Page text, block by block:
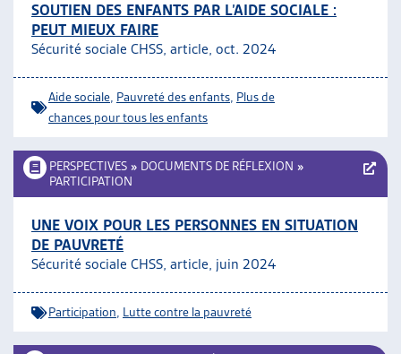
SOUTIEN DES ENFANTS PAR L’AIDE SOCIALE :
PEUT MIEUX FAIRE
Sécurité sociale CHSS, article, oct. 2024
Aide sociale Pauvreté des enfants Plus de
chances pour tous les enfants
PERSPECTIVES » DOCUMENTS DE RÉFLEXION »
PARTICIPATION
UNE VOIX POUR LES PERSONNES EN SITUATION
DE PAUVRETÉ
Sécurité sociale CHSS, article, juin 2024
Participation Lutte contre la pauvreté